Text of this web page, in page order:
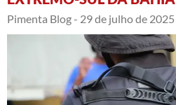
Pimenta Blog - 29 de julho de 2025